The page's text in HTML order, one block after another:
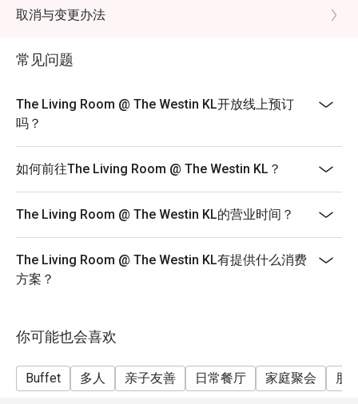
一场难忘的美食盛宴，这里都是您的完美之选。
specials.
price and not eligible for Eatigo discount.
取消与变更办法
常见问题
The Living Room @ The Westin KL开放线上预订
吗？
如何前往The Living Room @ The Westin KL？
The Living Room @ The Westin KL的营业时间？
The Living Room @ The Westin KL有提供什么消费
方案？
你可能也会喜欢
Buffet 多人 亲子友善 日常餐厅 家庭聚会 朋